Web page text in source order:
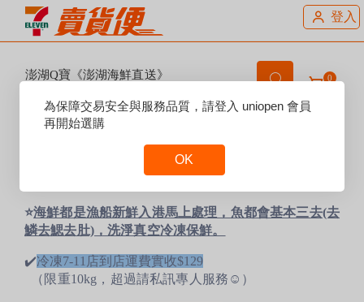
登入
澎湖Q寶《澎湖海鮮直送》 0
賣場說明：
✨想將好吃的澎湖海產品推薦給更多人，由澎湖自家漁
船到自家工廠處理作業！
⭐️海鮮都是漁船新鮮入港馬上處理，魚都會基本三去(去
鱗去鰓去肚)，洗淨真空冷凍保鮮。
✔️冷凍7-11店到店運費實收$129
（限重10kg，超過請私訊專人服務☺️）
Reset
Focus
為保障交易安全與服務品質，請登入 uniopen 會員
再開始選購
OK